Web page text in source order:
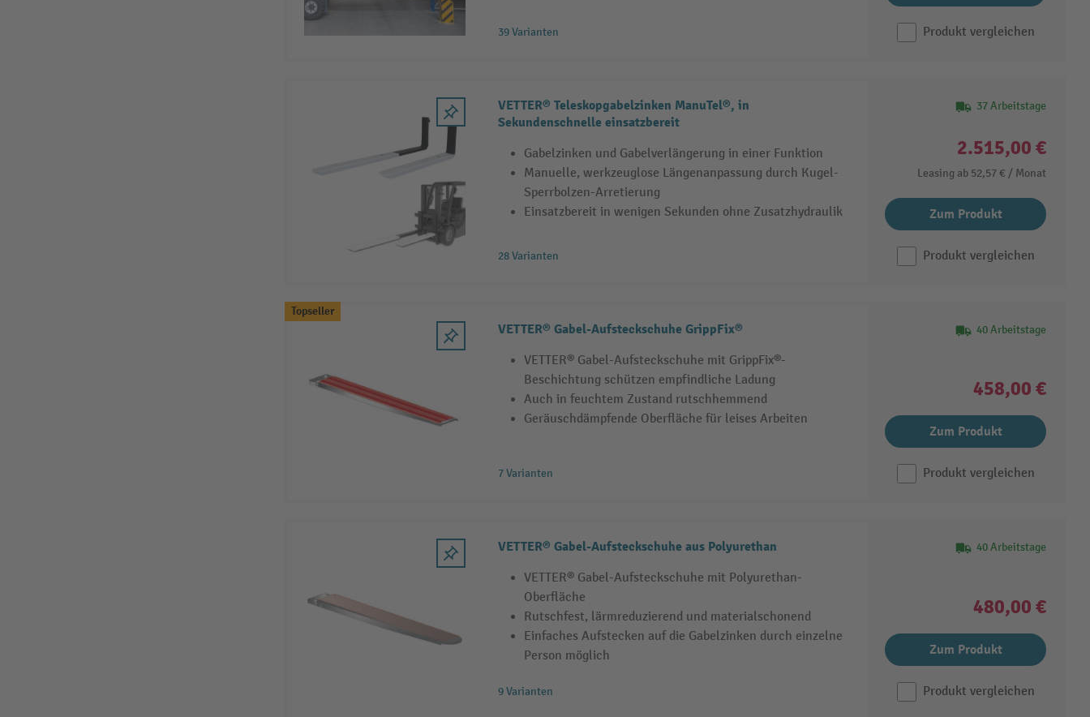
39 Varianten Produkt vergleichen
VETTER® Teleskopgabelzinken ManuTel®, in
Sekundenschnelle einsatzbereit
Gabelzinken und Gabelverlängerung in einer Funktion
Manuelle, werkzeuglose Längenanpassung durch Kugel-
Sperrbolzen-Arretierung
Einsatzbereit in wenigen Sekunden ohne Zusatzhydraulik
28 Varianten
37 Arbeitstage
2.515,00 €
Leasing ab 52,57 € / Monat
Zum Produkt
Produkt vergleichen
Topseller
VETTER® Gabel-Aufsteckschuhe GrippFix®
VETTER® Gabel-Aufsteckschuhe mit GrippFix®-
Beschichtung schützen empfindliche Ladung
Auch in feuchtem Zustand rutschhemmend
Geräuschdämpfende Oberfläche für leises Arbeiten
7 Varianten
40 Arbeitstage
458,00 €
Zum Produkt
Produkt vergleichen
VETTER® Gabel-Aufsteckschuhe aus Polyurethan
VETTER® Gabel-Aufsteckschuhe mit Polyurethan-
Oberfläche
Rutschfest, lärmreduzierend und materialschonend
Einfaches Aufstecken auf die Gabelzinken durch einzelne
Person möglich
9 Varianten
40 Arbeitstage
480,00 €
Zum Produkt
Produkt vergleichen